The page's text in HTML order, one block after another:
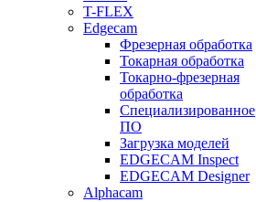
T-FLEX
Edgecam
Фрезерная обработка
Токарная обработка
Токарно-фрезерная
обработка
Специализированное
ПО
Загрузка моделей
EDGECAM Inspect
EDGECAM Designer
Alphacam